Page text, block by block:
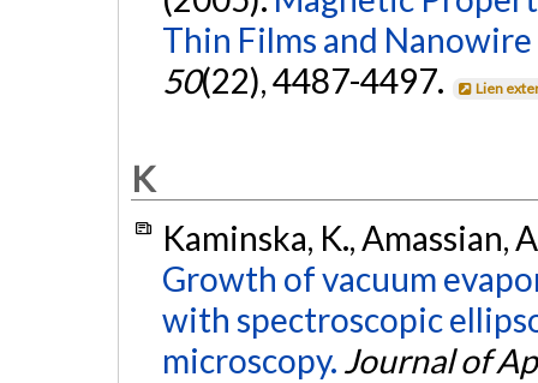
Thin Films and Nanowire
50(22), 4487-4497. Lien
K
Kaminska, K., Amassian,
Growth of vacuum
with spectroscopic
microscopy. Journal of